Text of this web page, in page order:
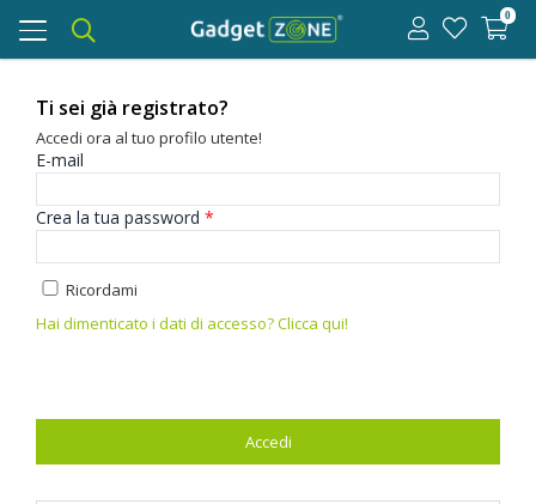
Toggle
navigation
0
Ti sei già registrato?
Accedi ora al tuo profilo utente!
E-mail
Crea la tua password *
Ricordami
Hai dimenticato i dati di accesso? Clicca qui!
Accedi